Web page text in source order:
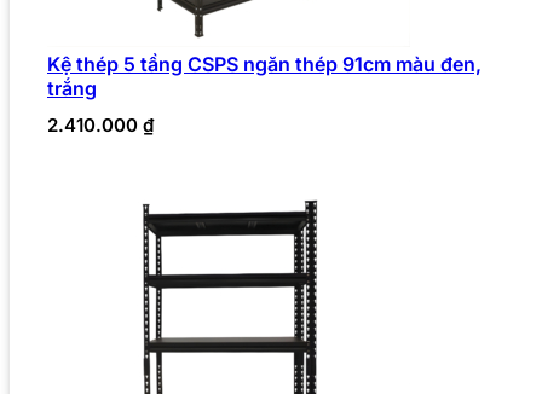
Kệ thép 5 tầng CSPS ngăn thép 91cm màu đen,
trắng
2.410.000 ₫